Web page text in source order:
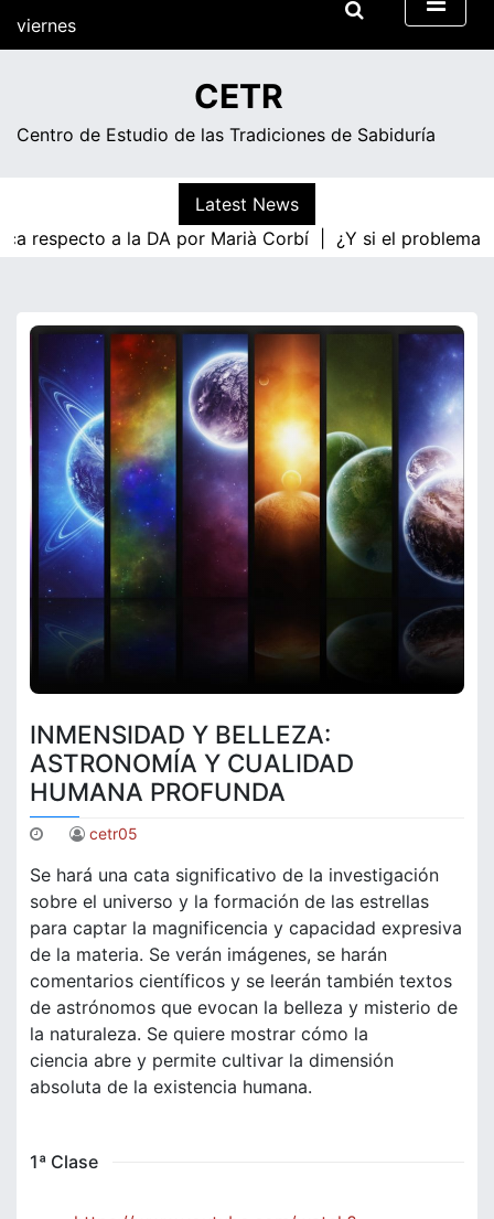
viernes
CETR
Centro de Estudio de las Tradiciones de Sabiduría
Latest News
respecto a la DA por Marià Corbí |
¿Y si el problema
INMENSIDAD Y BELLEZA:
ASTRONOMÍA Y CUALIDAD
HUMANA PROFUNDA
cetr05
Se hará una cata significativo de la investigación
sobre el universo y la formación de las estrellas
para captar la magnificencia y capacidad expresiva
de la materia. Se verán imágenes, se harán
comentarios científicos y se leerán también textos
de astrónomos que evocan la belleza y misterio de
la naturaleza. Se quiere mostrar cómo la
ciencia abre y permite cultivar la dimensión
absoluta de la existencia humana.
1ª Clase